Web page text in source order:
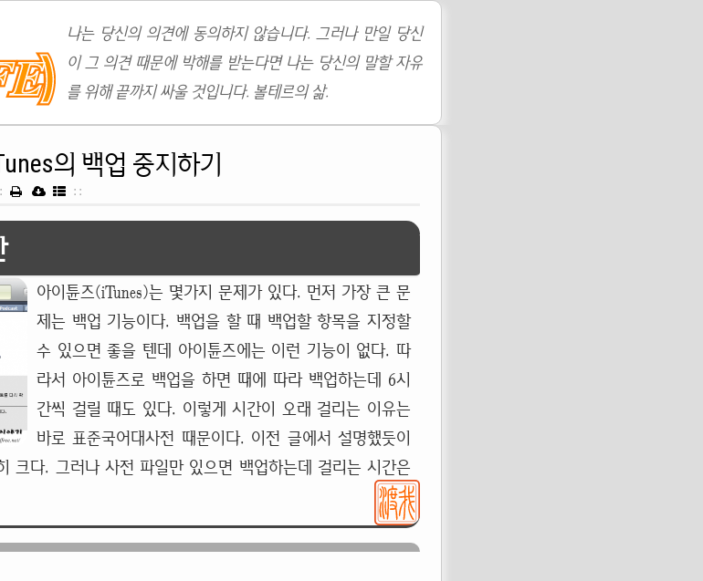
나는 당신의 의견에 동의하지 않습니다. 그러나 만일 당신
이 그 의견 때문에 박해를 받는다면 나는 당신의 말할 자유
를 위해 끝까지 싸울 것입니다. 볼테르의 삶.
의 백업 중지하기
::
아이튠즈(iTunes)는 몇가지 문제가 있다. 먼저 가장 큰 문
제는 백업 기능이다. 백업을 할 때 백업할 항목을 지정할
수 있으면 좋을 텐데 아이튠즈에는 이런 기능이 없다. 따
라서 아이튠즈로 백업을 하면 때에 따라 백업하는데 6시
간씩 걸릴 때도 있다. 이렇게 시간이 오래 걸리는 이유는
바로 표준국어대사전 때문이다. 이전 글에서 설명했듯이
크다. 그러나 사전 파일만 있으면 백업하는데 걸리는 시간은